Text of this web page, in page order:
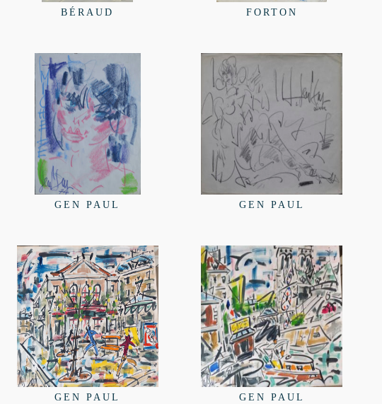
BÉRAUD FORTON
GEN PAUL GEN PAUL
GEN PAUL GEN PAUL